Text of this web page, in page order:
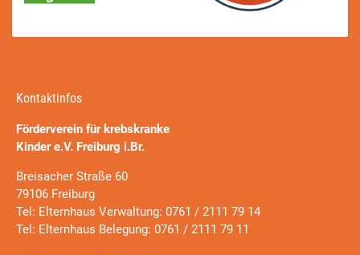
Kontaktinfos
Förderverein für krebskranke
Kinder e.V. Freiburg i.Br.
Breisacher Straße 60
79106 Freiburg
Tel: Elternhaus Verwaltung: 0761 / 2111 79 14
Tel: Elternhaus Belegung: 0761 / 2111 79 11